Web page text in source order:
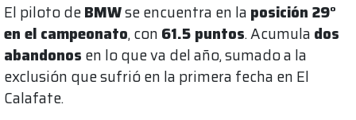
El piloto deBMWse encuentra en la posición 29°
en el campeonato, con 61.5 puntos. Acumula dos
abandonos en lo que va del año, sumado a la
exclusión que sufrió en la primera fecha en El
Calafate.